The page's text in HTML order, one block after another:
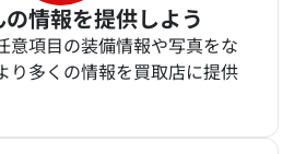
情報を提供しよう
意項目の装備情報や写真をな
り多くの情報を買取店に提供